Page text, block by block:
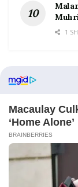
1
Home Tentang